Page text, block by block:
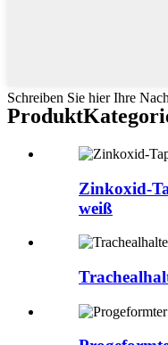
Schreiben Sie hier Ihre
Produkt
Zinkoxid-
weiß